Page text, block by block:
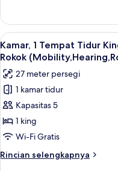
Bebas
Asap
Rokok
In
Shower)
Kamar,
Tempat
Tidur
akses
difabel,
Bebas
Asap
Rokok
In
Shower)
Lihat
semua
foto
untuk
Kamar,
1
Tempat
Tidur
King,
akses
3
Kamar, 1 Tempat Tidur
Rokok
27 meter persegi
1 kamar tidur
Kapasitas 5
1 king
Wi-Fi Gratis
Rincian selengkapnya
Rincian